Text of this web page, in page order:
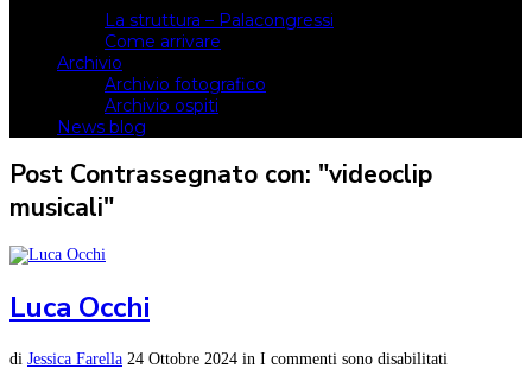
La struttura – Palacongressi
Come arrivare
Archivio
Archivio fotografico
Archivio ospiti
News blog
Post Contrassegnato con: "videoclip
musicali"
Luca Occhi
di Jessica Farella 24 Ottobre 2024 in I commenti sono disabilitati